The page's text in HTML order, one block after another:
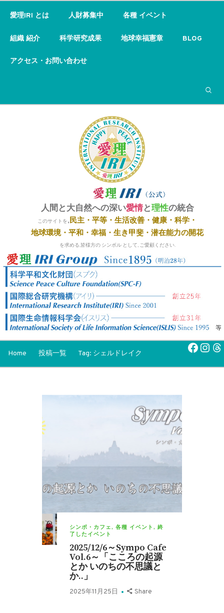
愛理IRI とは 人財募集中 各種 イベント
組織 紹介 科学研究成果 地球幸福憲章 BLOG
アクセス・お問い合わせ
人間と大自然への深い愛情と理性の統合
このサイトを,民主・平等・ 生活改善・健康・科学・
地球環境・平和・幸福・生き甲斐・ 潜在能力の開花
を求める,皆様方の シンボル として, ご愛顧ください.
Home 投稿一覧 Tag: シェルドレイク
シンポ・カフェ,各種 イベント,終
了したイベント
2025/12/6～Sympo Cafe
Vol.6～「こころの起源
とか いのちの不思議と
か..」
2025年11月25日 Share